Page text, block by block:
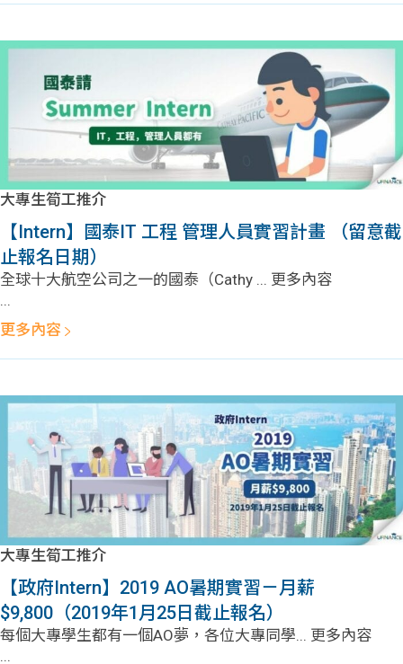
大專生筍工推介
【Intern】國泰IT 工程 管理人員實習計畫 （留意截
止報名日期）
全球十大航空公司之一的國泰（Cathy ... 更多內容
...
更多內容
大專生筍工推介
【政府Intern】2019 AO暑期實習－月薪
$9,800（2019年1月25日截止報名）
每個大專學生都有一個AO夢，各位大專同學... 更多內容
...